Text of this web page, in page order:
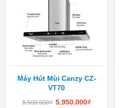
Máy Hút Mùi Canzy CZ-
VT70
8.500.000₫ 5.950.000₫